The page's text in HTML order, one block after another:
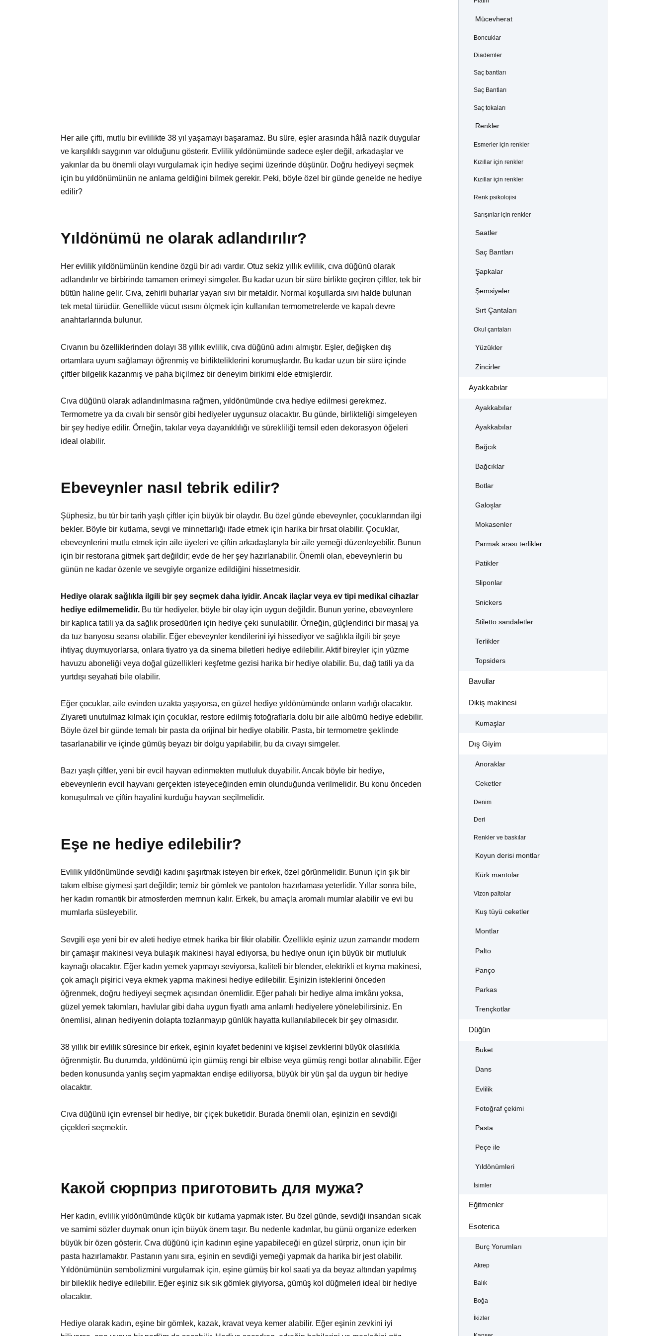
Her aile çifti, mutlu bir evlilikte 38 yıl yaşamayı başaramaz. Bu süre, eşler arasında hâlâ nazik duygular
ve karşılıklı saygının var olduğunu gösterir. Evlilik yıldönümünde sadece eşler değil, arkadaşlar ve
yakınlar da bu önemli olayı vurgulamak için hediye seçimi üzerinde düşünür. Doğru hediyeyi seçmek
için bu yıldönümünün ne anlama geldiğini bilmek gerekir. Peki, böyle özel bir günde genelde ne hediye
edilir?
Yıldönümü ne olarak adlandırılır?
Her evlilik yıldönümünün kendine özgü bir adı vardır. Otuz sekiz yıllık evlilik, cıva düğünü olarak
adlandırılır ve birbirinde tamamen erimeyi simgeler. Bu kadar uzun bir süre birlikte geçiren çiftler, tek bir
bütün haline gelir. Cıva, zehirli buharlar yayan sıvı bir metaldir. Normal koşullarda sıvı halde bulunan
tek metal türüdür. Genellikle vücut ısısını ölçmek için kullanılan termometrelerde ve kapalı devre
anahtarlarında bulunur.
Cıvanın bu özelliklerinden dolayı 38 yıllık evlilik, cıva düğünü adını almıştır. Eşler, değişken dış
ortamlara uyum sağlamayı öğrenmiş ve birlikteliklerini korumuşlardır. Bu kadar uzun bir süre içinde
çiftler bilgelik kazanmış ve paha biçilmez bir deneyim birikimi elde etmişlerdir.
Cıva düğünü olarak adlandırılmasına rağmen, yıldönümünde cıva hediye edilmesi gerekmez.
Termometre ya da cıvalı bir sensör gibi hediyeler uygunsuz olacaktır. Bu günde, birlikteliği simgeleyen
bir şey hediye edilir. Örneğin, takılar veya dayanıklılığı ve sürekliliği temsil eden dekorasyon öğeleri
ideal olabilir.
Ebeveynler nasıl tebrik edilir?
Şüphesiz, bu tür bir tarih yaşlı çiftler için büyük bir olaydır. Bu özel günde ebeveynler, çocuklarından ilgi
bekler. Böyle bir kutlama, sevgi ve minnettarlığı ifade etmek için harika bir fırsat olabilir. Çocuklar,
ebeveynlerini mutlu etmek için aile üyeleri ve çiftin arkadaşlarıyla bir aile yemeği düzenleyebilir. Bunun
için bir restorana gitmek şart değildir; evde de her şey hazırlanabilir. Önemli olan, ebeveynlerin bu
günün ne kadar özenle ve sevgiyle organize edildiğini hissetmesidir.
Hediye olarak sağlıkla ilgili bir şey seçmek daha iyidir. Ancak ilaçlar veya ev tipi medikal cihazlar
hediye edilmemelidir. Bu tür hediyeler, böyle bir olay için uygun değildir. Bunun yerine, ebeveynlere
bir kaplıca tatili ya da sağlık prosedürleri için hediye çeki sunulabilir. Örneğin, güçlendirici bir masaj ya
da tuz banyosu seansı olabilir. Eğer ebeveynler kendilerini iyi hissediyor ve sağlıkla ilgili bir şeye
ihtiyaç duymuyorlarsa, onlara tiyatro ya da sinema biletleri hediye edilebilir. Aktif bireyler için yüzme
havuzu aboneliği veya doğal güzellikleri keşfetme gezisi harika bir hediye olabilir. Bu, dağ tatili ya da
yurtdışı seyahati bile olabilir.
Eğer çocuklar, aile evinden uzakta yaşıyorsa, en güzel hediye yıldönümünde onların varlığı olacaktır.
Ziyareti unutulmaz kılmak için çocuklar, restore edilmiş fotoğraflarla dolu bir aile albümü hediye edebilir.
Böyle özel bir günde temalı bir pasta da orijinal bir hediye olabilir. Pasta, bir termometre şeklinde
tasarlanabilir ve içinde gümüş beyazı bir dolgu yapılabilir, bu da cıvayı simgeler.
Bazı yaşlı çiftler, yeni bir evcil hayvan edinmekten mutluluk duyabilir. Ancak böyle bir hediye,
ebeveynlerin evcil hayvanı gerçekten isteyeceğinden emin olunduğunda verilmelidir. Bu konu önceden
konuşulmalı ve çiftin hayalini kurduğu hayvan seçilmelidir.
Eşe ne hediye edilebilir?
Evlilik yıldönümünde sevdiği kadını şaşırtmak isteyen bir erkek, özel görünmelidir. Bunun için şık bir
takım elbise giymesi şart değildir; temiz bir gömlek ve pantolon hazırlaması yeterlidir. Yıllar sonra bile,
her kadın romantik bir atmosferden memnun kalır. Erkek, bu amaçla aromalı mumlar alabilir ve evi bu
mumlarla süsleyebilir.
Sevgili eşe yeni bir ev aleti hediye etmek harika bir fikir olabilir. Özellikle eşiniz uzun zamandır modern
bir çamaşır makinesi veya bulaşık makinesi hayal ediyorsa, bu hediye onun için büyük bir mutluluk
kaynağı olacaktır. Eğer kadın yemek yapmayı seviyorsa, kaliteli bir blender, elektrikli et kıyma makinesi,
çok amaçlı pişirici veya ekmek yapma makinesi hediye edilebilir. Eşinizin isteklerini önceden
öğrenmek, doğru hediyeyi seçmek açısından önemlidir. Eğer pahalı bir hediye alma imkânı yoksa,
güzel yemek takımları, havlular gibi daha uygun fiyatlı ama anlamlı hediyelere yönelebilirsiniz. En
önemlisi, alınan hediyenin dolapta tozlanmayıp günlük hayatta kullanılabilecek bir şey olmasıdır.
38 yıllık bir evlilik süresince bir erkek, eşinin kıyafet bedenini ve kişisel zevklerini büyük olasılıkla
öğrenmiştir. Bu durumda, yıldönümü için gümüş rengi bir elbise veya gümüş rengi botlar alınabilir. Eğer
beden konusunda yanlış seçim yapmaktan endişe ediliyorsa, büyük bir yün şal da uygun bir hediye
olacaktır.
Cıva düğünü için evrensel bir hediye, bir çiçek buketidir. Burada önemli olan, eşinizin en sevdiği
çiçekleri seçmektir.
Какой сюрприз приготовить для мужа?
Her kadın, evlilik yıldönümünde küçük bir kutlama yapmak ister. Bu özel günde, sevdiği insandan sıcak
ve samimi sözler duymak onun için büyük önem taşır. Bu nedenle kadınlar, bu günü organize ederken
büyük bir özen gösterir. Cıva düğünü için kadının eşine yapabileceği en güzel sürpriz, onun için bir
pasta hazırlamaktır. Pastanın yanı sıra, eşinin en sevdiği yemeği yapmak da harika bir jest olabilir.
Yıldönümünün sembolizmini vurgulamak için, eşine gümüş bir kol saati ya da beyaz altından yapılmış
bir bileklik hediye edilebilir. Eğer eşiniz sık sık gömlek giyiyorsa, gümüş kol düğmeleri ideal bir hediye
olacaktır.
Hediye olarak kadın, eşine bir gömlek, kazak, kravat veya kemer alabilir. Eğer eşinin zevkini iyi
Mücevherat
Boncuklar
Diademler
Saç bantları
Saç Bantları
Saç tokaları
Renkler
Esmerler için renkler
Kızıllar için renkler
Kızıllar için renkler
Renk psikolojisi
Sarışınlar için renkler
Saatler
Saç Bantları
Şapkalar
Şemsiyeler
Sırt Çantaları
Okul çantaları
Yüzükler
Zincirler
Ayakkabılar
Ayakkabılar
Ayakkabılar
Bağcık
Bağcıklar
Botlar
Galoşlar
Mokasenler
Parmak arası terlikler
Patikler
Sliponlar
Snickers
Stiletto sandaletler
Terlikler
Topsiders
Bavullar
Dikiş makinesi
Kumaşlar
Dış Giyim
Anoraklar
Ceketler
Denim
Deri
Renkler ve baskılar
Koyun derisi montlar
Kürk mantolar
Vizon paltolar
Kuş tüyü ceketler
Montlar
Palto
Panço
Parkas
Trençkotlar
Düğün
Buket
Dans
Evlilik
Fotoğraf çekimi
Pasta
Peçe ile
Yıldönümleri
İsimler
Eğitmenler
Esoterica
Burç Yorumları
Akrep
Balık
Boğa
İkizler